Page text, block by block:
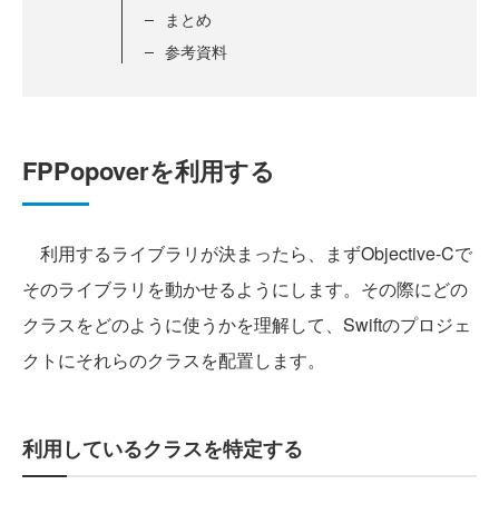
まとめ
参考資料
FPPopoverを利用する
利用するライブラリが決まったら、まずObjective-Cで
そのライブラリを動かせるようにします。その際にどの
クラスをどのように使うかを理解して、Swiftのプロジェ
クトにそれらのクラスを配置します。
利用しているクラスを特定する